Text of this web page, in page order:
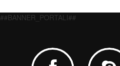
##BANNER_PORTALI##